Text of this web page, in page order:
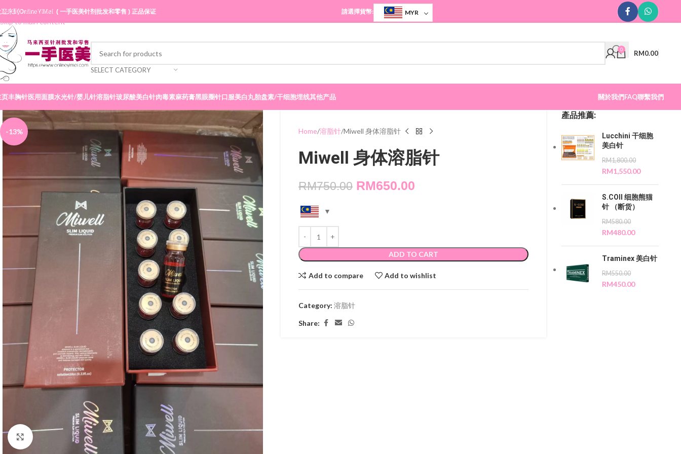
Skip to navigation
Skip to main content
迎来到OnlineYiMei ( 一手医美针剂批发和零售 ) 正品保证 請選擇貨幣: MYR
SELECT CATEGORY
0 RM0.00
页丰胸针医用面膜水光针/婴儿针溶脂针玻尿酸美白针肉毒素麻药膏黑眼圈针口服美白丸胎盘素/干细胞埋线其他产品 關於我們FAQ聯繫我們
-13%
Click to enlarge
Home 溶脂针 Miwell 身体溶脂针
Miwell 身体溶脂针
RM750.00 RM650.00
ADD TO CART
Add to compare Add to wishlist
Category: 溶脂针
Share:
產品推薦:
Lucchini 干细胞
美白针
RM1,800.00
RM1,550.00
S.COII 细胞熊猫
针 （断货）
RM580.00
RM480.00
Traminex 美白针
RM550.00
RM450.00